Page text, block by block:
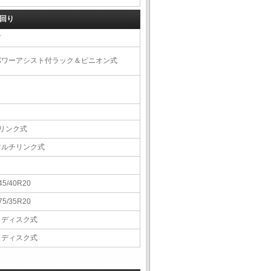
り
ーアシスト付ラック＆ピニオン式
ンク式
チリンク式
40R20
35R20
ィスク式
ィスク式